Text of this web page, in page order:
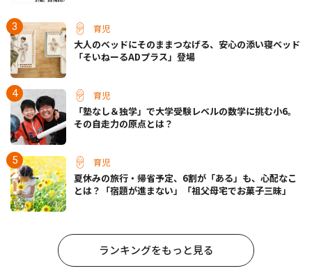
育児
大人のベッドにそのままつなげる、安心の添い寝ベッド
「そいねーるADプラス」登場
育児
「塾なし＆独学」で大学受験レベルの数学に挑む小6。
その自走力の原点とは？
育児
夏休みの旅行・帰省予定、6割が「ある」も、心配なこ
とは？「宿題が進まない」「祖父母宅でお菓子三昧」
ランキングをもっと見る